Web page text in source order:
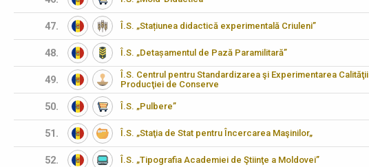
47. Î.S. „Stațiunea didactică experimentală Criuleni”
48. Î.S. „Detașamentul de Pază Paramilitară”
49.
Î.S. Centrul pentru Standardizarea şi Experimentarea Calităţii
Producţiei de Conserve
50. Î.S. „Pulbere”
51. Î.S. „Staţia de Stat pentru Încercarea Maşinilor„
52. Î.S. „Tipografia Academiei de Ştiinţe a Moldovei”